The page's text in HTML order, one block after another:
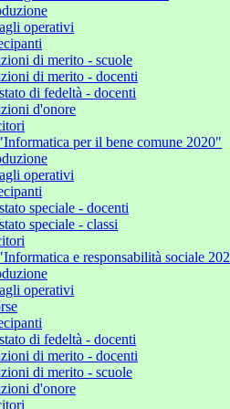
operativi
di merito - scuole
di merito - docenti
di fedeltà - docenti
d'onore
per il bene comune 2020"
operativi
speciale - docenti
speciale - classi
e responsabilità sociale
operativi
di fedeltà - docenti
di merito - docenti
di merito - scuole
d'onore